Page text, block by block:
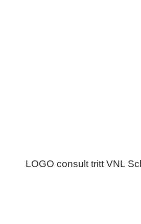
LOGO consult tritt VNL